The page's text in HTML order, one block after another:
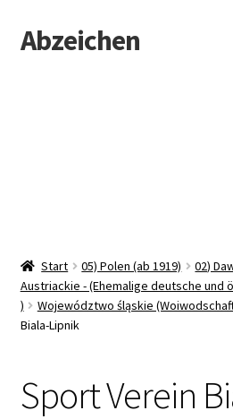
Zur
Navigation
Zum
Inhalt
Abzeichen
Start 05) Polen (ab 1919)
02)
Austriackie - (Ehemalige deutsche und
)
Województwo śląskie
Biala-Lipnik
Sport Verein